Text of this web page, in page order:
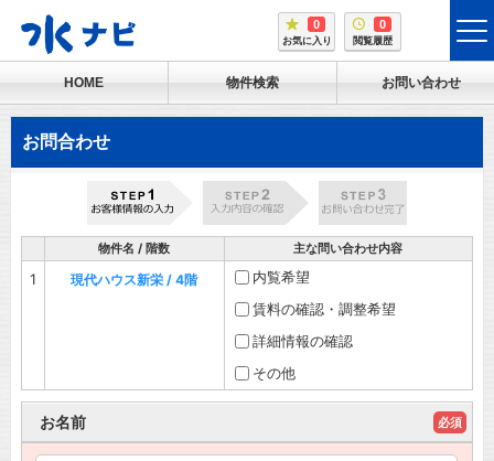
0
お気に入り
0
閲覧履歴
HOME 物件検索 お問い合わせ
お問合わせ
物件名 / 階数 主な問い合わせ内容
1 現代ハウス新栄 / 4階
内覧希望
賃料の確認・調整希望
詳細情報の確認
その他
お名前 必須